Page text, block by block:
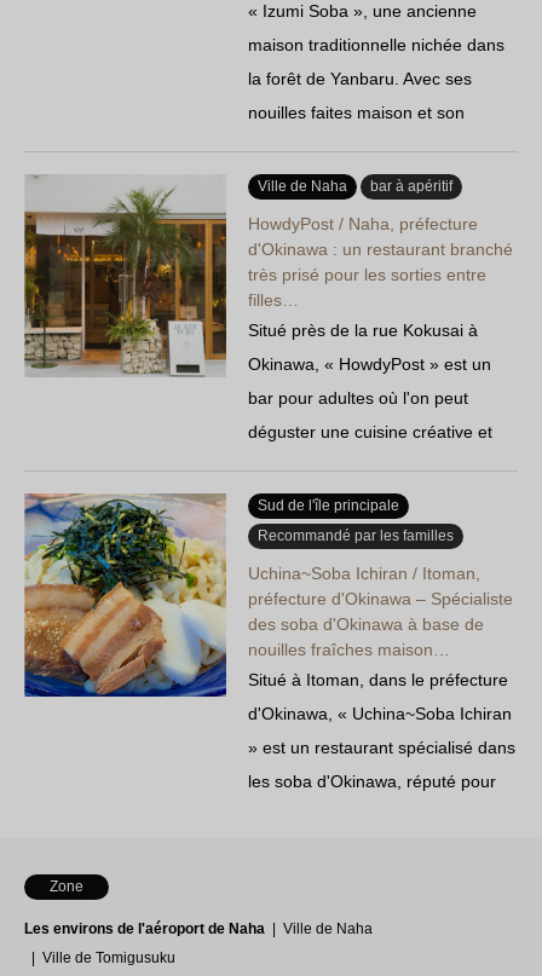
« Izumi Soba », une ancienne
maison traditionnelle nichée dans
la forêt de Yanbaru. Avec ses
nouilles faites maison et son
bouillon aux arômes de bonite, ce
soba d'Okinawa est un véritable
délice qui vous invite à découvrir
une cuisine et une ambiance hors
du commun, à savourer tout
Ville de Naha bar à apéritif
HowdyPost / Naha, préfecture
d'Okinawa : un restaurant branché
très prisé pour les sorties entre
filles…
Situé près de la rue Kokusai à
Okinawa, « HowdyPost » est un
bar pour adultes où l'on peut
déguster une cuisine créative et
raffinée ainsi que des vins
naturels. Idéal pour les soirées
entre filles ou les événements
privés !
Sud de l'île principale
Recommandé par les familles
Uchina~Soba Ichiran / Itoman,
préfecture d'Okinawa – Spécialiste
des soba d'Okinawa à base de
nouilles fraîches maison…
Situé à Itoman, dans le préfecture
d'Okinawa, « Uchina~Soba Ichiran
» est un restaurant spécialisé dans
les soba d'Okinawa, réputé pour
Zone
Les environs de l'aéroport de Naha
Ville de Naha
Ville de Tomigusuku